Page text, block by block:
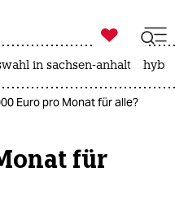

taz zahl ich
in sachsen-anhalt
Euro pro Monat für alle?
für